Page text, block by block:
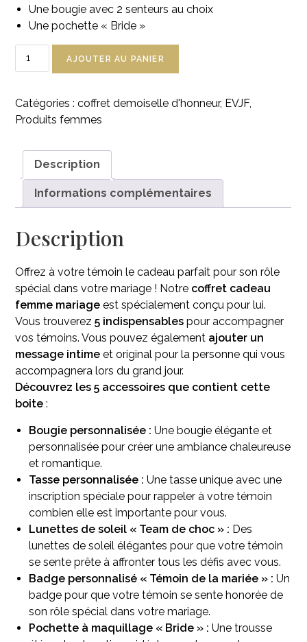
Unebougie avec 2 senteurs au choix
Une pochette « Bride »
femme
mariage
Améthyste
AJOUTER AU PANIER
Catégories :coffret demoiselle d'honneur, EVJF,
Produits femmes
Description
Informations complémentaires
Description
Offrez à votre témoin le cadeau parfait pour son rôle
spécial dans votre mariage ! Notre coffret cadeau
femme mariage est spécialement conçu pour lui.
Vous trouverez5 indispensables pour accompagner
vos témoins. Vous pouvez également ajouter un
message intime et original pour la personne qui vous
accompagnera lors du grand jour.
Découvrez les 5 accessoires que contient cette
boite :
Bougie personnalisée : Une bougie élégante et
personnalisée pour créer une ambiance chaleureuse
et romantique.
Tasse personnalisée : Une tasse unique avec une
inscription spéciale pour rappeler à votre témoin
combien elle est importante pour vous.
Lunettes de soleil « Team de choc » : Des
lunettes de soleil élégantes pour que votre témoin
se sente prête à affronter tous les défis avec vous.
Badge personnalisé « Témoin de la mariée » : Un
badge pour que votre témoin se sente honorée de
son rôle spécial dans votre mariage.
Pochette à maquillage « Bride » : Une trousse